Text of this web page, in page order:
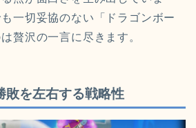
一切妥協のない「ドラゴンボー
贅沢の一言に尽きます。
敗を左右する戦略性